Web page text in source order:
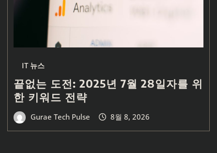
IT 뉴스
끝없는 도전: 2025년 7월 28일자를 위
한 키워드 전략
Gurae Tech Pulse 8월 8, 2026